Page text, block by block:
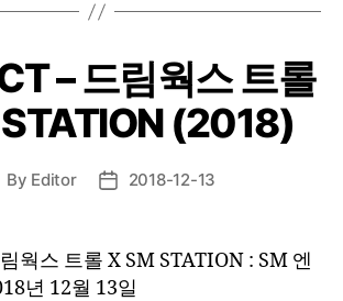
– 드림웍스 트롤
(2018)
By Editor
Post2018-12-13
웍스 트롤 X SM STATION : SM 엔
년 12월 13일